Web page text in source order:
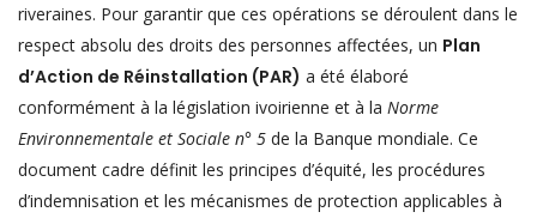
riveraines. Pour garantir que ces opérations se déroulent dans le
respect absolu des droits des personnes affectées, un Plan
d’Action de Réinstallation (PAR) a été élaboré
conformément à la législation ivoirienne et à la Norme
Environnementale et Sociale n° 5 de la Banque mondiale. Ce
document cadre définit les principes d’équité, les procédures
d’indemnisation et les mécanismes de protection applicables à